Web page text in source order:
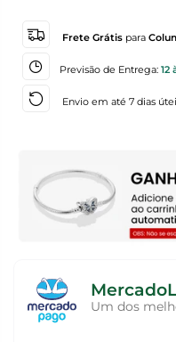
Frete Grátis para
Previsão de Entrega: 12
Envio em até 7 dias
Um dos